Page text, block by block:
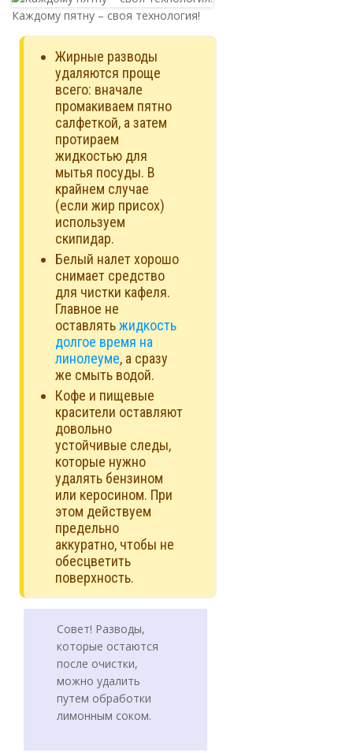
Каждому пятну – своя технология!
Жирные разводы
удаляются проще
всего: вначале
промакиваем пятно
салфеткой, а затем
протираем
жидкостью для
мытья посуды. В
крайнем случае
(если жир присох)
используем
скипидар.
Белый налет хорошо
снимает средство
для чистки кафеля.
Главное не
оставлятьжидкость
долгое время на
линолеуме, а сразу
же смыть водой.
Кофе и пищевые
красители оставляют
довольно
устойчивые следы,
которые нужно
удалять бензином
или керосином. При
этом действуем
предельно
аккуратно, чтобы не
обесцветить
поверхность.
Совет! Разводы,
которые остаются
после очистки,
можно удалить
путем обработки
лимонным соком.